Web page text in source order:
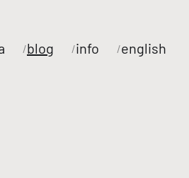
blog info english